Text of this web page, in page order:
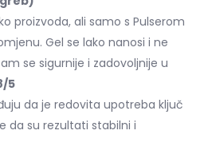
proizvoda, ali samo s Pulserom
Gel se lako nanosi i ne
se sigurnije i zadovoljnije u
5
da je redovita upotreba ključ
da su rezultati stabilni i